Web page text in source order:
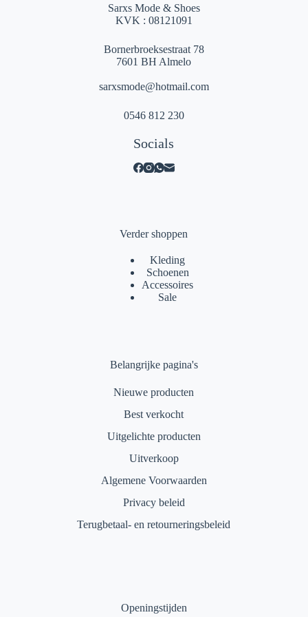
Sarxs Mode & Shoes
KVK : 08121091
Bornerbroeksestraat 78
7601 BH Almelo
sarxsmode@hotmail.com
0546 812 230
Socials
Verder shoppen
Kleding
Schoenen
Accessoires
Sale
Belangrijke pagina's
Nieuwe producten
Best verkocht
Uitgelichte producten
Uitverkoop
Algemene Voorwaarden
Privacy beleid
Terugbetaal- en retourneringsbeleid
Openingstijden